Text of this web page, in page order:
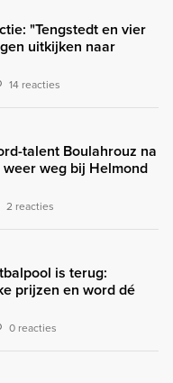
"Tengstedt en vier
uitkijken naar
14 reacties
talent Boulahrouz na
weg bij Helmond
2 reacties
is terug:
prijzen en word dé
0 reacties